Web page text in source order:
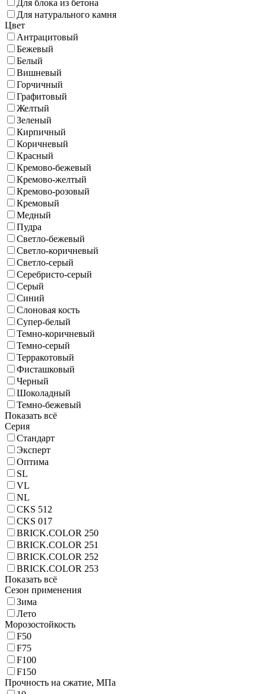
Для блока из бетона
Для натурального камня
Цвет
Антрацитовый
Бежевый
Белый
Вишневый
Горчичный
Графитовый
Желтый
Зеленый
Кирпичный
Коричневый
Красный
Кремово-бежевый
Кремово-желтый
Кремово-розовый
Кремовый
Медный
Пудра
Светло-бежевый
Светло-коричневый
Светло-серый
Серебристо-серый
Серый
Синий
Слоновая кость
Супер-белый
Темно-коричневый
Темно-серый
Терракотовый
Фисташковый
Черный
Шоколадный
Темно-бежевый
Показать всё
Серия
Стандарт
Эксперт
Оптима
SL
VL
NL
CKS 512
CKS 017
BRICK.COLOR 250
BRICK.COLOR 251
BRICK.COLOR 252
BRICK.COLOR 253
Показать всё
Сезон применения
Зима
Лето
Морозостойкость
F50
F75
F100
F150
Прочность на сжатие, МПа